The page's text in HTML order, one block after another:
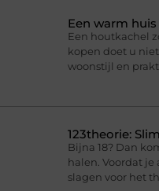
Een warm
Een houtkachel
kopen doet u
woonstijl en
123theorie:
Bijna 18? Dan
halen. Voordat
slagen voor het